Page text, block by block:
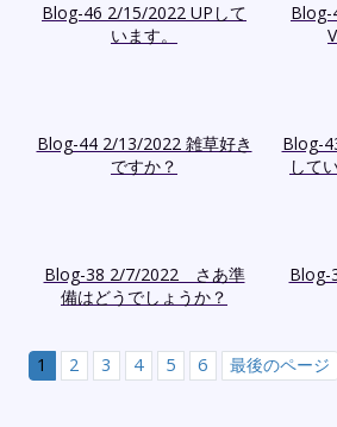
Blog-46 2/15/2022 UPして
います。
Blog-
Blog-44 2/13/2022 雑草好き
ですか？
Blog-
して
Blog-38 2/7/2022 さあ準
備はどうでしょうか？
1 2 3 4 5 6 最後のページ